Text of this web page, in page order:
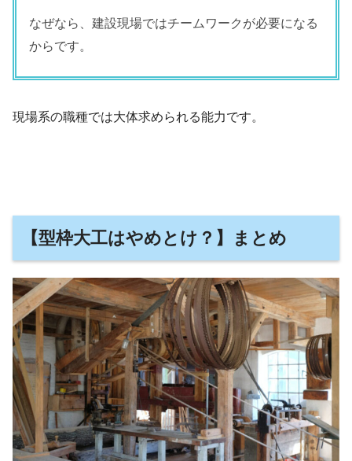
なぜなら、建設現場ではチームワークが必要になる
からです。
現場系の職種では大体求められる能力です。
【型枠大工はやめとけ？】まとめ